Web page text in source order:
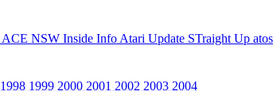
ACE NSW Inside Info Atari Update STraight Up atos
1998 1999 2000 2001 2002 2003 2004